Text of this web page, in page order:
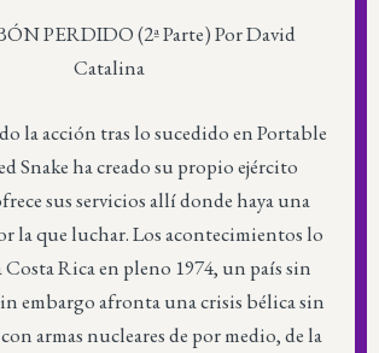
PERDIDO (2ª Parte) Por David
Catalina
la acción tras lo sucedido en Portable
Snake ha creado su propio ejército
sus servicios allí donde haya una
la que luchar. Los acontecimientos lo
Costa Rica en pleno 1974, un país sin
embargo afronta una crisis bélica sin
armas nucleares de por medio, de la